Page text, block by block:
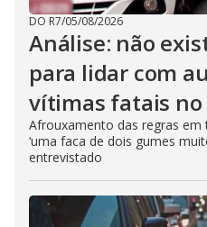
DO R7/05/08/2026
Análise: não
para lidar com
vítimas fatais
Afrouxamento das regras em
‘uma faca de dois gumes
entrevistado